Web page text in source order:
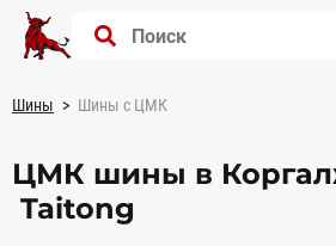
Шины Шины с ЦМК
ЦМК шины в
Taitong